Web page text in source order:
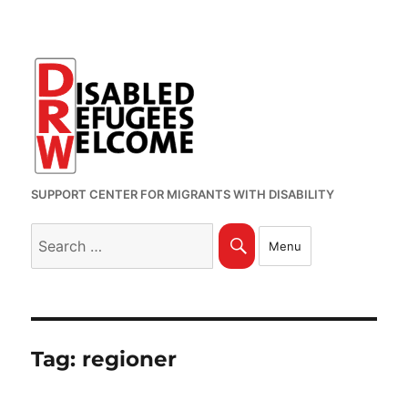
SUPPORT CENTER FOR MIGRANTS WITH DISABILITY
Search
Menu
Tag: regioner